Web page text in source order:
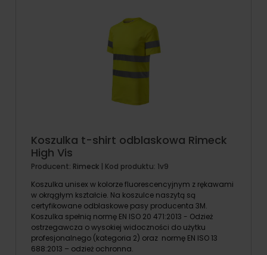
Koszulka t-shirt odblaskowa Rimeck
High Vis
Producent: Rimeck | Kod produktu: 1v9
Koszulka unisex w kolorze fluorescencyjnym z rękawami
w okrągłym kształcie. Na koszulce naszytą są
certyfikowane odblaskowe pasy producenta 3M.
Koszulka spełnią normę EN ISO 20 471:2013 - Odzież
ostrzegawcza o wysokiej widoczności do użytku
profesjonalnego (kategoria 2) oraz normę EN ISO 13
688:2013 – odzież ochronna.